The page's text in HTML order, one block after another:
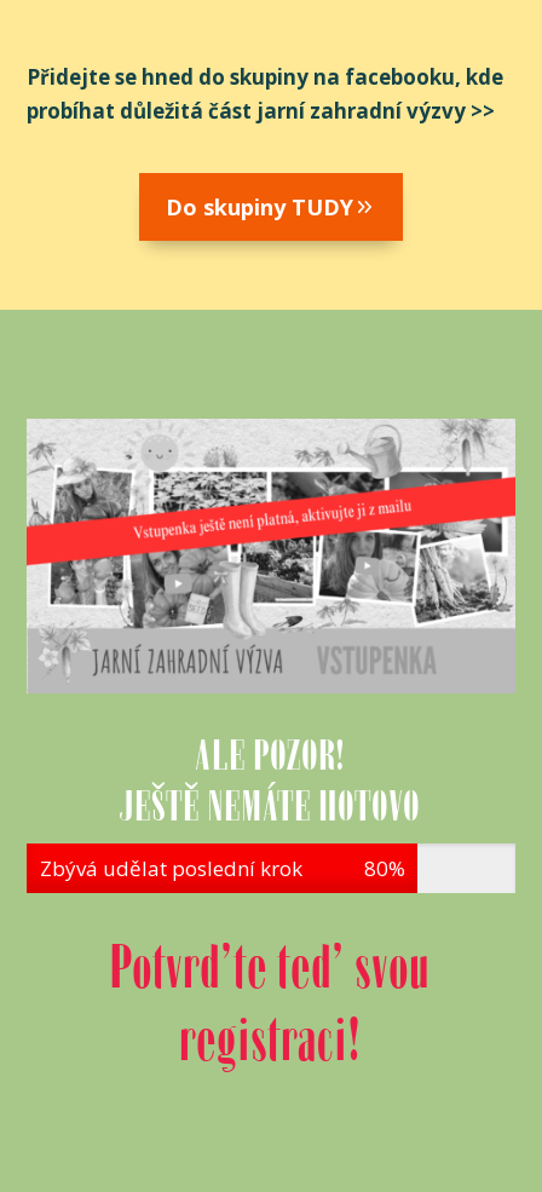
Přidejte se hned do skupiny na facebooku, kde
probíhat důležitá část jarní zahradní výzvy >>
Do skupiny TUDY
ALE POZOR!
JEŠTĚ NEMÁTE HOTOVO
Zbývá udělat poslední krok 80%
Potvrďte teď svou
registraci!